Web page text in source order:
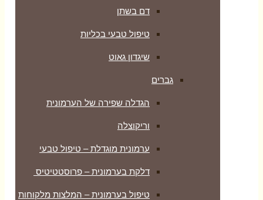
דם בשתן
טיפול טבעי בכליות
שיגדון גאוט
גברים
הגדלה שפירה של הערמונית
וריקוצלה
ערמונית מוגדלת – טיפול טבעי
דלקת בערמונית – פרוסטטיטיס
טיפול בערמונית – המלצות מלקוחות